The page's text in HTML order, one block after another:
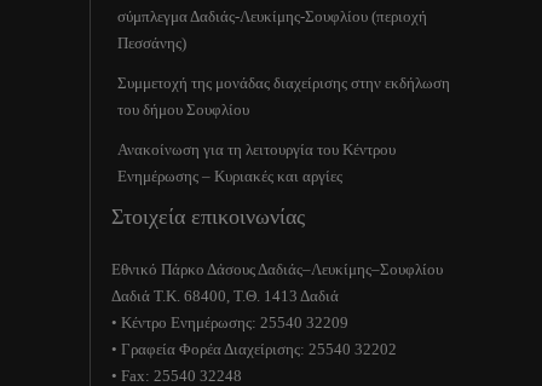
σύμπλεγμα Δαδιάς-Λευκίμης-Σουφλίου (περιοχή
Πεσσάνης)
Συμμετοχή της μονάδας διαχείρισης στην εκδήλωση
του δήμου Σουφλίου
Ανακοίνωση για τη λειτουργία του Κέντρου
Ενημέρωσης – Κυριακές και αργίες
Στοιχεία επικοινωνίας
Εθνικό Πάρκο Δάσους Δαδιάς–Λευκίμης–Σουφλίου
Δαδιά Τ.Κ. 68400, Τ.Θ. 1413 Δαδιά
• Κέντρο Ενημέρωσης: 25540 32209
• Γραφεία Φορέα Διαχείρισης: 25540 32202
• Fax: 25540 32248